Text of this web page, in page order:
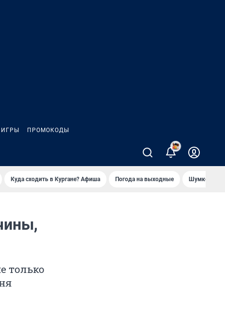
ИГРЫ ПРОМОКОДЫ
2
Куда сходить в Кургане? Афиша Погода на выходные Шумков в
только